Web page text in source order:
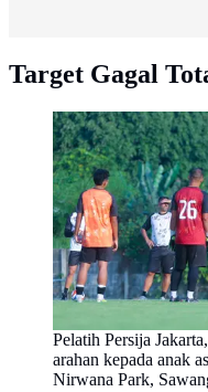
Target Gagal
Pelatih Persija
arahan kepada anak
Nirwana Park,